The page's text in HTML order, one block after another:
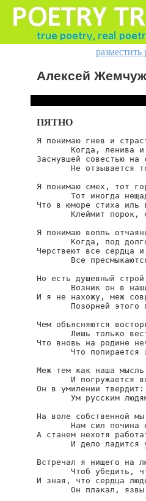
разместить
Алексей
ПЯТНО
Я понимаю гнев и
Когда, ленива и
Заснувшей совестью на
Не отзывается
Я понимаю смех, тот
Тот иногда
Что в юморе стиха иль
Клеймит порок,
Я понимаю вопль
Когда, под
Черствеют все сердца
Все
Но есть душевный
Возник он в
И я не нахожу, меж
Позорней этого
Чем объясняются
Лишь только
Что вновь на родине
Что попирается
Меж тем как наша
И погружается
Он в умилении
Ум русским
На воле собственной
Нам сил почина
А станем нехотя
И дело ладится
Встречал я нищего на
Чтоб убедить,
И зная, что сердца
Он плакал, язвы